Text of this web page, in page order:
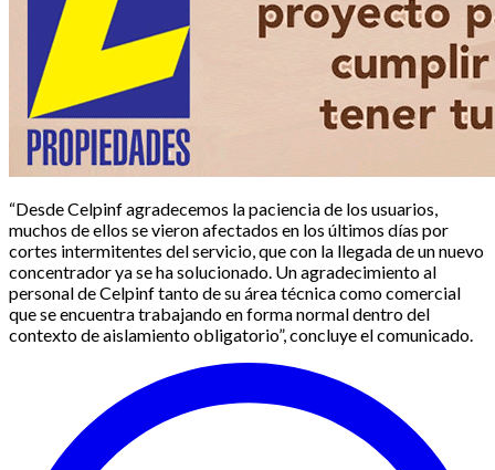
“Desde Celpinf agradecemos la paciencia de los usuarios,
muchos de ellos se vieron afectados en los últimos días por
cortes intermitentes del servicio, que con la llegada de un nuevo
concentrador ya se ha solucionado. Un agradecimiento al
personal de Celpinf tanto de su área técnica como comercial
que se encuentra trabajando en forma normal dentro del
contexto de aislamiento obligatorio”, concluye el comunicado.